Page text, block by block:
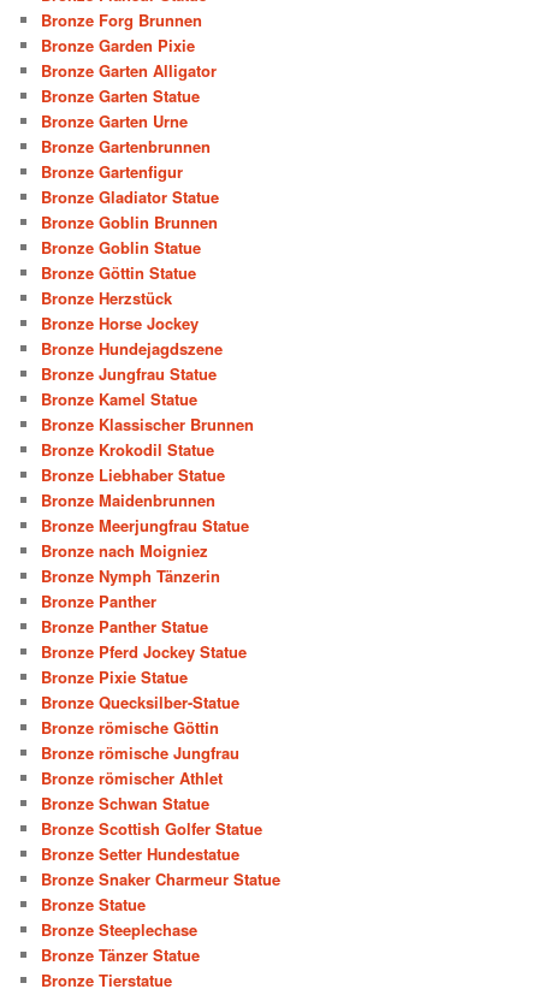
Bronze Forg Brunnen
Bronze Garden Pixie
Bronze Garten Alligator
Bronze Garten Statue
Bronze Garten Urne
Bronze Gartenbrunnen
Bronze Gartenfigur
Bronze Gladiator Statue
Bronze Goblin Brunnen
Bronze Goblin Statue
Bronze Göttin Statue
Bronze Herzstück
Bronze Horse Jockey
Bronze Hundejagdszene
Bronze Jungfrau Statue
Bronze Kamel Statue
Bronze Klassischer Brunnen
Bronze Krokodil Statue
Bronze Liebhaber Statue
Bronze Maidenbrunnen
Bronze Meerjungfrau Statue
Bronze nach Moigniez
Bronze Nymph Tänzerin
Bronze Panther
Bronze Panther Statue
Bronze Pferd Jockey Statue
Bronze Pixie Statue
Bronze Quecksilber-Statue
Bronze römische Göttin
Bronze römische Jungfrau
Bronze römischer Athlet
Bronze Schwan Statue
Bronze Scottish Golfer Statue
Bronze Setter Hundestatue
Bronze Snaker Charmeur Statue
Bronze Statue
Bronze Steeplechase
Bronze Tänzer Statue
Bronze Tierstatue